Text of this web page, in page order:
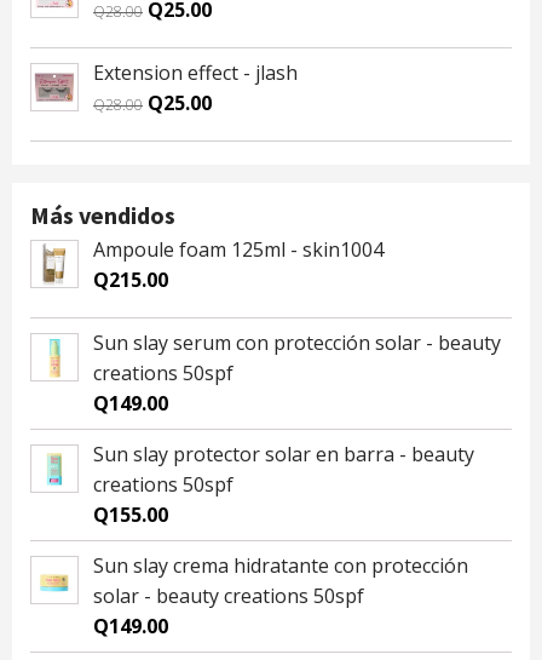
Q59.00.Q55.00.
Q28.00 Original
was:
Q28.00.
Q25.00Current
is:
Q25.00.
Extension effect - jlash
Q28.00 Original
Q25.00Current
Más vendidos
Ampoule foam 125ml - skin1004
Q215.00
Sun slay serum con protección solar - beauty
creations 50spf
Q149.00
Sun slay protector solar en barra - beauty
creations 50spf
Q155.00
Sun slay crema hidratante con protección
solar - beauty creations 50spf
Q149.00